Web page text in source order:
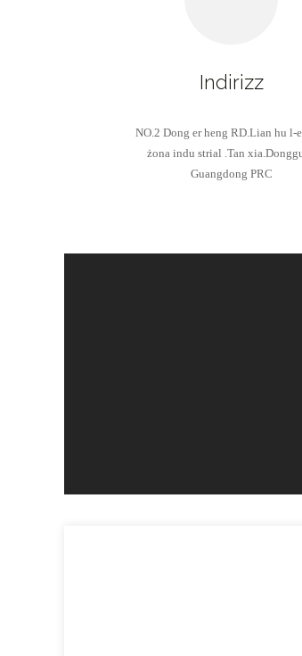
Indirizz
NO.2 Dong er heng RD.Lian hu l-
żona indu strial .Tan
Guangdong PRC